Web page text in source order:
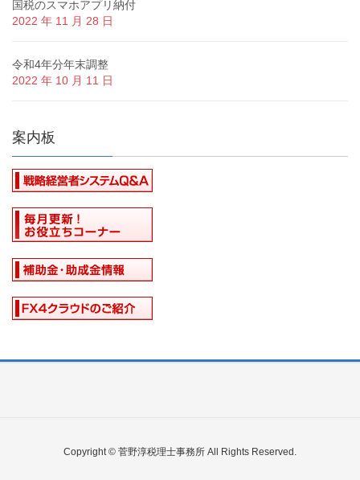
国税のスマホアプリ納付
2022 年 11 月 28 日
令和4年分年末調整
2022 年 10 月 11 日
案内板
Copyright © 菅野淳税理士事務所 All Rights Reserved.